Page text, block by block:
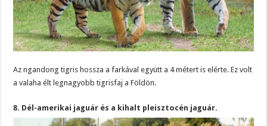
Az ngandong tigris hossza a farkával együtt a 4 métert is elérte. Ez volt
a valaha élt legnagyobb tigrisfaj a Földön.
8. Dél-amerikai jaguár és a kihalt pleisztocén jaguár.